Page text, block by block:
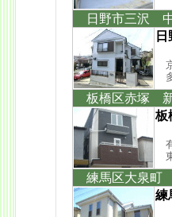
日野市三沢
板橋区赤塚
板
練馬区大泉町
練